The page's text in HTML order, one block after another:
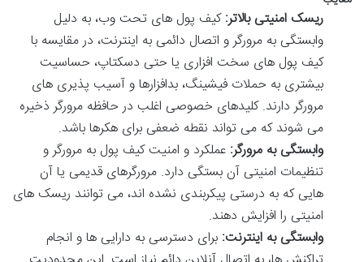
ریسک امنیتی بالاتر:کیف پول های تحت وب، به دلیل
وابستگی به مرورگر و اتصال دائمی به اینترنت، در مقایسه با
کیف پول های سخت افزاری یا حتی دسکتاپ، حساسیت
بیشتری به حملات فیشینگ، بدافزارها و آسیب پذیری های
مرورگر دارند. کلیدهای خصوصی اغلب در حافظه مرورگر ذخیره
می شوند که می تواند نقطه ضعفی برای هکرها باشد.
وابستگی به مرورگر: عملکرد و امنیت کیف پول به مرورگر و
تنظیمات امنیتی آن بستگی دارد. مرورگرهای قدیمی یا آن
هایی که به درستی پیکربندی نشده اند، می توانند ریسک های
امنیتی را افزایش دهند.
وابستگی به اینترنت: برای دسترسی به دارایی ها و انجام